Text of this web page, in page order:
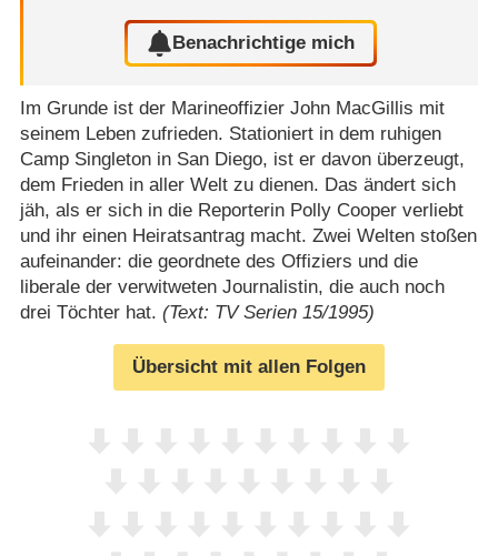
Benachrichtige mich
Im Grunde ist der Marineoffizier John MacGillis mit
seinem Leben zufrieden. Stationiert in dem ruhigen
Camp Singleton in San Diego, ist er davon überzeugt,
dem Frieden in aller Welt zu dienen. Das ändert sich
jäh, als er sich in die Reporterin Polly Cooper verliebt
und ihr einen Heiratsantrag macht. Zwei Welten stoßen
aufeinander: die geordnete des Offiziers und die
liberale der verwitweten Journalistin, die auch noch
drei Töchter hat. (Text: TV Serien 15/1995)
Übersicht mit allen Folgen